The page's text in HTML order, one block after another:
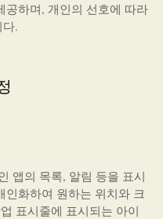
공하며, 개인의 선호에 따라
.
앱의 목록, 알림 등을 표시
인화하여 원하는 위치와 크
표시줄에 표시되는 아이